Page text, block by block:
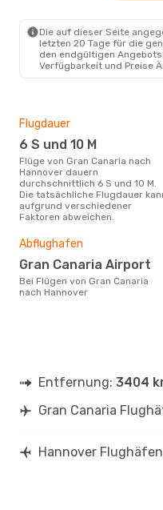
Die auf dieser Seite
letzten 20 Tage für die
den endgültigen
Verfügbarkeit und Preise
Flugdauer
6 S und 10 M
Flüge von Gran Canaria nach
Hannover dauern
durchschnittlich 6 S und 10 M.
Die tatsächliche Flugdauer
aufgrund verschiedener
Faktoren abweichen.
Abflughafen
Gran Canaria Airport
Bei Flügen von Gran Canaria
nach Hannover
Entfernung: 3404
Gran Canaria
Hannover Flughäfen